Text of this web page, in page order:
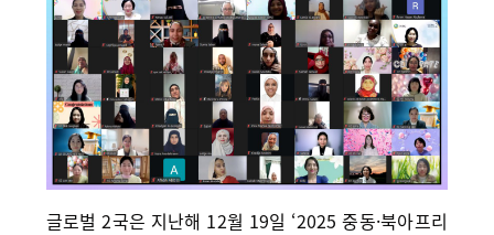
글로벌 2국은 지난해 12월 19일 ‘2025 중동·북아프리